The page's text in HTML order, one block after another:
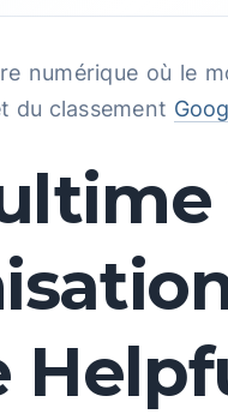
numérique où le
du classement